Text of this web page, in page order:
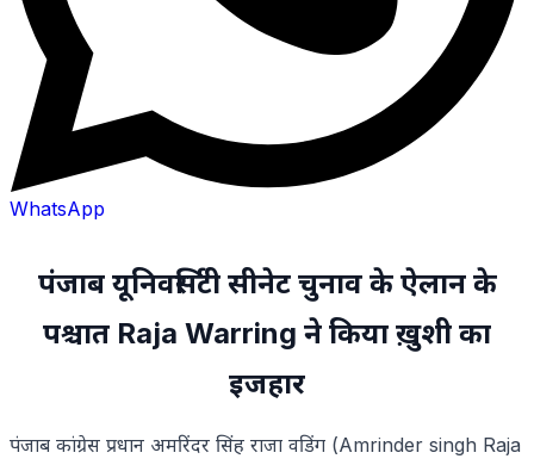
WhatsApp
पंजाब यूनिवर्सिटी सीनेट चुनाव के ऐलान के
पश्चात Raja Warring ने किया ख़ुशी का
इजहार
पंजाब कांग्रेस प्रधान अमरिंदर सिंह राजा वडिंग (Amrinder singh Raja